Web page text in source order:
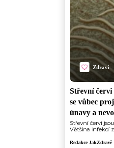
Zdraví
Střevní červi
se vůbec
únavy a
Střevní červi
Většina infekcí
Redakce JakZdravě